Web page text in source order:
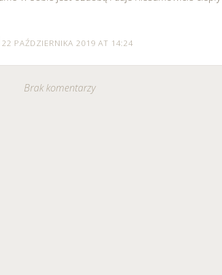
22 PAŹDZIERNIKA 2019 AT 14:24
Brak komentarzy